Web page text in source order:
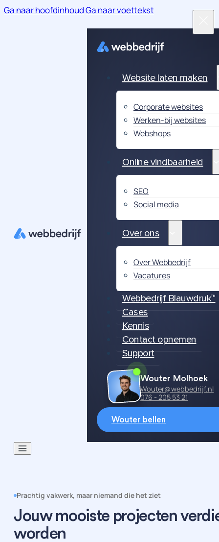
Ga naar hoofdinhoudGa naar voettekst
Website laten maken
Corporate websites
Werken-bij websites
Webshops
Online vindbaarheid
SEO
Social media
Over ons
Over Webbedrijf
Vacatures
Webbedrijf Blauwdruk™
Cases
Kennis
Contact opnemen
Support
Wouter Molhoek
Wouter@webbedrijf.nl
076 - 205 53 21
Wouter bellen
Prachtig vakwerk, maar niemand die het ziet
Jouw mooiste projecten
worden